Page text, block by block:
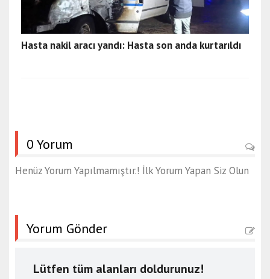
Hasta nakil aracı yandı: Hasta son anda kurtarıldı
0 Yorum
Henüz Yorum Yapılmamıştır.! İlk Yorum Yapan Siz Olun
Yorum Gönder
Lütfen tüm alanları doldurunuz!